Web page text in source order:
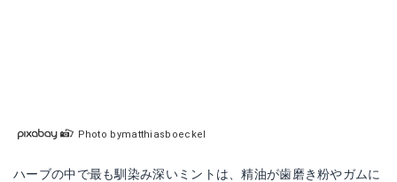
Photo bymatthiasboeckel
ハーブの中で最も馴染み深いミントは、精油が歯磨き粉やガムに